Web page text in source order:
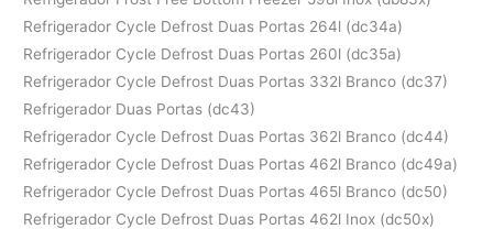
Refrigerador Cycle Defrost Duas Portas 264l (dc34a)
Refrigerador Cycle Defrost Duas Portas 260l (dc35a)
Refrigerador Cycle Defrost Duas Portas 332l Branco (dc37)
Refrigerador Duas Portas (dc43)
Refrigerador Cycle Defrost Duas Portas 362l Branco (dc44)
Refrigerador Cycle Defrost Duas Portas 462l Branco (dc49a)
Refrigerador Cycle Defrost Duas Portas 465l Branco (dc50)
Refrigerador Cycle Defrost Duas Portas 462l Inox (dc50x)